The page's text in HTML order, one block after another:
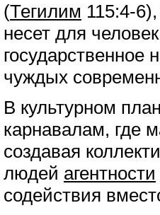
(Тегилим 115:4-
несет для
государственное
чуждых
В культурном
карнавалам, где
создавая
людей агентности
содействия